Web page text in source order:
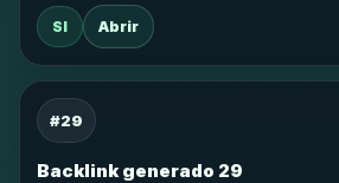
SI Abrir
#29
Backlink generado 29